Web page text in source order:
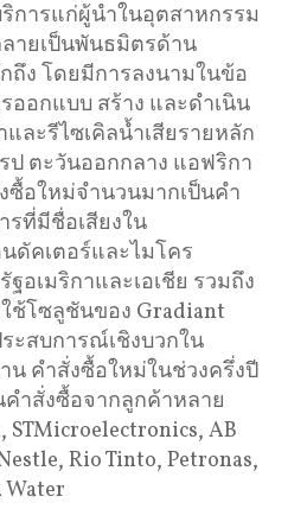
การแก่ผู้นำในอุตสาหกรรม
ายเป็นพันธมิตรด้าน
ง โดยมีการลงนามในข้อ
ออกแบบ สร้าง และดำเนิน
ละรีไซเคิลน้ำเสียรายหลัก
ป ตะวันออกกลาง แอฟริกา
ซื้อใหม่จำนวนมากเป็นคำ
รที่มีชื่อเสียงใน
ดัคเตอร์และไมโคร
อเมริกาและเอเชีย รวมถึง
ช้โซลูชันของ Gradiant
ะสบการณ์เชิงบวกใน
น คำสั่งซื้อใหม่ในช่วงครึ่งปี
คำสั่งซื้อจากลูกค้าหลาย
STMicroelectronics, AB
Rio Tinto, Petronas,
Water